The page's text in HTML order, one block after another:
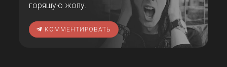
горящую жопу.
КОММЕНТИРОВАТЬ